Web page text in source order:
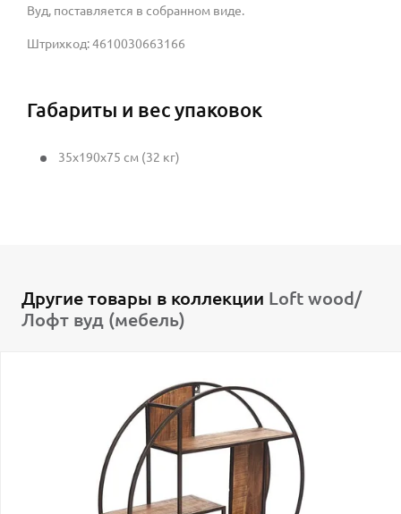
Вуд, поставляется в собранном виде.
Штрихкод: 4610030663166
Габариты и вес упаковок
35x190x75 см (32 кг)
Другие товары в коллекции Loft wood/
Лофт вуд (мебель)